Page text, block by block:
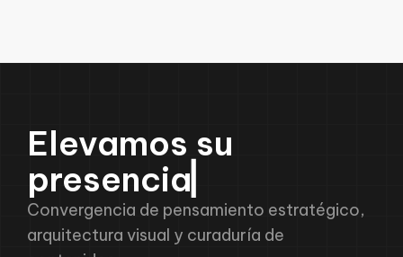
Elevamos su
presencia
m▏
Convergencia de pensamiento estratégico,